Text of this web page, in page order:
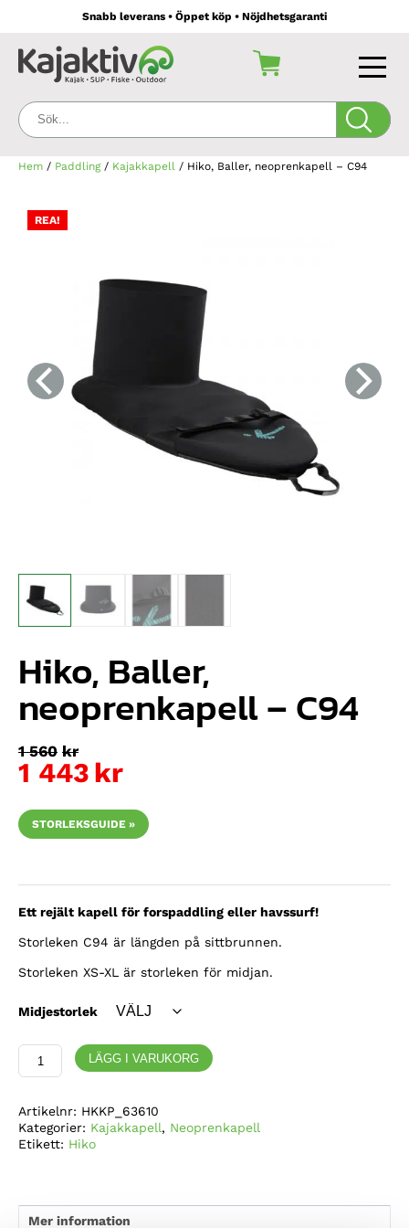
Snabb leverans • Öppet köp • Nöjdhetsgaranti
Sök:
Hem / Paddling/ Kajakkapell / Hiko, Baller, neoprenkapell – C94
REA!
Hiko, Baller,
neoprenkapell – C94
1 560 kr
1 443 kr
STORLEKSGUIDE »
Ett rejält kapell för forspaddling eller havssurf!
Storleken C94 är längden på sittbrunnen.
Storleken XS-XL är storleken för midjan.
Midjestorlek
Hiko,
Baller,
C94
mängd
LÄGG I VARUKORG
Artikelnr: HKKP_63610
Kategorier: Kajakkapell, Neoprenkapell
Etikett: Hiko
Mer information
REA!